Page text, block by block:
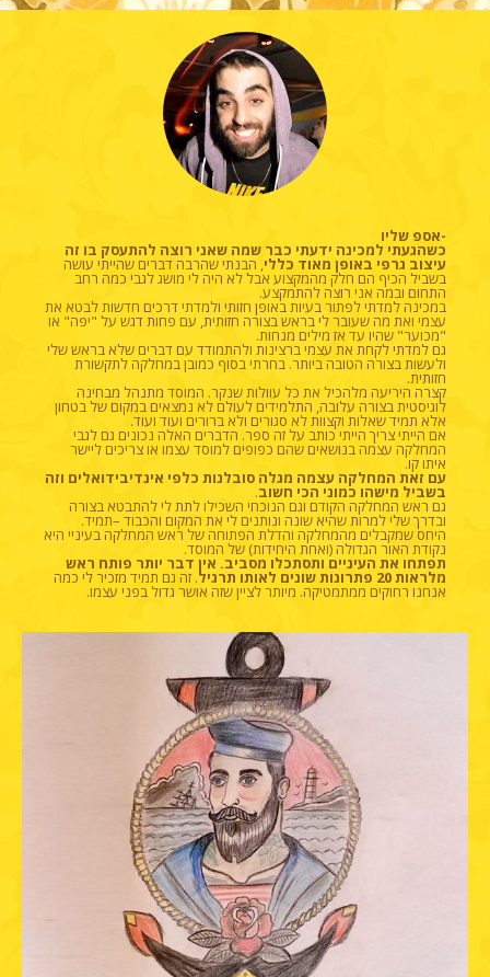
-אספ שליו
כשהגעתי למכינה ידעתי כבר שמה שאני רוצה להתעסק בו זה
עיצוב גרפי באופן מאוד כללי, הבנתי שהרבה דברים שהייתי עושה
בשביל הכיף הם חלק מהמקצוע אבל לא היה לי מושג לגבי כמה רחב
התחום ובמה אני רוצה להתמקצע.
במכינה למדתי לפתור בעיות באופן חזותי ולמדתי דרכים חדשות לבטא את
עצמי ואת מה שעובר לי בראש בצורה חזותית, עם פחות דגש על "יפה" או
"מכוער" שהיו עד אז מילים מנחות.
גם למדתי לקחת את עצמי ברצינות ולהתמודד עם דברים שלא בראש שלי
ולעשות בצורה הטובה ביותר. בחרתי בסוף כמובן במחלקה לתקשורת
חזותית.
קצרה היריעה מלהכיל את כל עוולות שנקר. המוסד מתנהל מבחינה
לוגיסטית בצורה עלובה, התלמידים לעולם לא נמצאים במקום של בטחון
אלא תמיד שאלות וקצוות לא סגורים ולא ברורים ועוד ועוד.
אם הייתי צריך הייתי כותב על זה ספר. הדברים האלה נכונים גם לגבי
המחלקה עצמה בנושאים שהם כפופים למוסד עצמו או צריכים ליישר
איתו קו.
עם זאת המחלקה עצמה מגלה סובלנות כלפי אינדיבידואלים וזה
בשביל מישהו כמוני הכי חשוב.
גם ראש המחלקה הקודם וגם הנוכחי השכילו לתת לי להתבטא בצורה
ובדרך שלי למרות שהיא שונה ונותנים לי את המקום והכבוד –תמיד.
היחס שמקבלים מהמחלקה והדלת הפתוחה של ראש המחלקה בעיניי היא
נקודת האור הגדולה (ואחת היחידות) של המוסד.
תפתחו את העיניים ותסתכלו מסביב. אין דבר יותר פותח ראש
מלראות 20 פתרונות שונים לאותו תרגיל . זה גם תמיד מזכיר לי כמה
אנחנו רחוקים ממתמטיקה. מיותר לציין שזה אושר גדול בפני עצמו.